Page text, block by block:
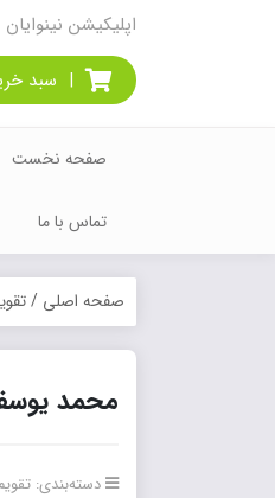
اپلیکیشن نینوایان
| سبد
صفحه نخست
تماس با ما
صفحه اصلی /
محمد
دسته‌بندی: